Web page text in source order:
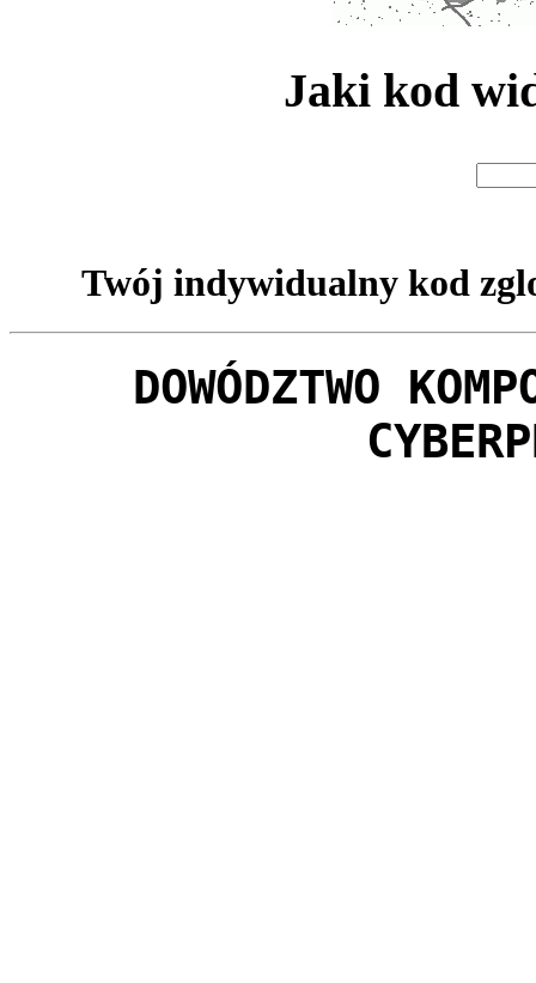
Jaki kod
Twój indywidualny kod
DOWÓDZTWO